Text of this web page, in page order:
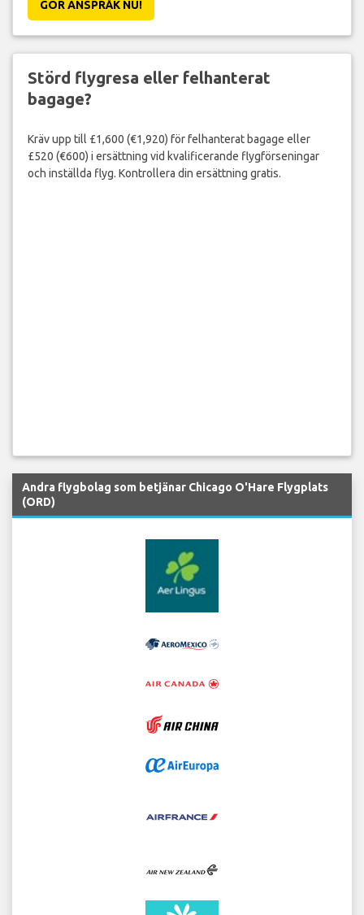
GÖR ANSPRÅK NU!
Störd flygresa eller felhanterat
bagage?
Kräv upp till £1,600 (€1,920) för felhanterat bagage eller
£520 (€600) i ersättning vid kvalificerande flygförseningar
och inställda flyg. Kontrollera din ersättning gratis.
Andra flygbolag som betjänar Chicago O'Hare Flygplats
(ORD)